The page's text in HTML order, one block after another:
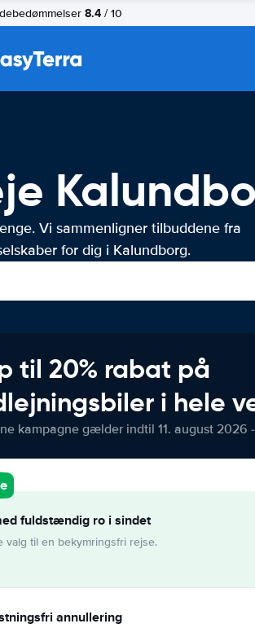
8.4 / 10
Vi sammenligner tilbuddene fra
for dig i Kalundborg.
til 20% rabat på
i hele
kampagne gælder indtil 11. august 2026
fuldstændig ro i sindet
valg til en bekymringsfri rejse.
annullering